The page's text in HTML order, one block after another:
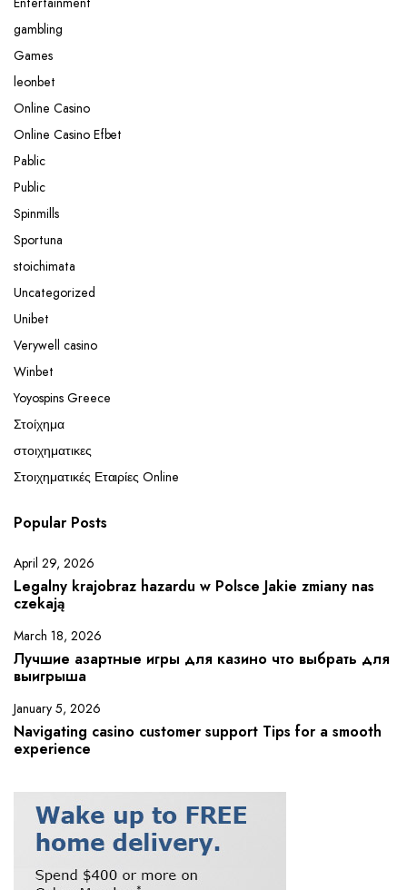
gambling
Games
leonbet
Online Casino
Online Casino Efbet
Pablic
Public
Spinmills
Sportuna
stoichimata
Uncategorized
Unibet
Verywell casino
Winbet
Yoyospins Greece
Στοίχημα
στοιχηματικες
Στοιχηματικές Εταιρίες Online
Popular Posts
April 29, 2026
Legalny krajobraz hazardu w Polsce Jakie zmiany nas
czekają
March 18, 2026
Лучшие азартные игры для казино что выбрать для
выигрыша
January 5, 2026
Navigating casino customer support Tips for a smooth
experience